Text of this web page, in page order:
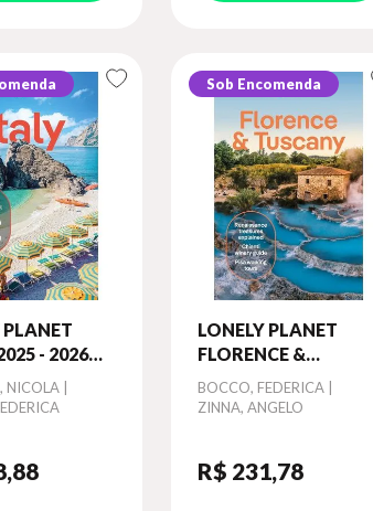
PLANET
- 2026
PLAN
OF A
|
,88
Sob Encomenda
LONELY PLANET
FLORENCE &
TUSCANY
Autor
BOCCO, FEDERICA |
ZINNA, ANGELO
R$ 231,78